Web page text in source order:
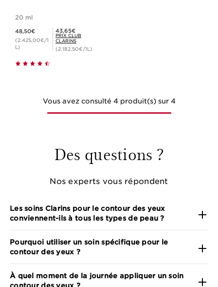
20 ml
48,50€
(2.425,00€/1
L)
Prix Club Clarins 43,65€
43,65€
PRIX CLUB
CLARINS
(2.182,50€/1L)
Vous avez consulté 4 produit(s) sur 4
Des questions ?
Nos experts vous répondent
Les soins Clarins pour le contour des yeux
conviennent-ils à tous les types de peau ?
Pourquoi utiliser un soin spécifique pour le
contour des yeux ?
À quel moment de la journée appliquer un soin